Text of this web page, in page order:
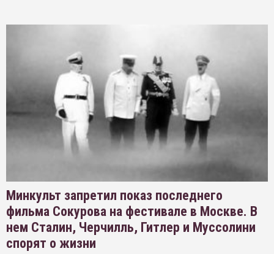
Минкульт запретил показ последнего
фильма Сокурова на фестивале в Москве. В
нем Сталин, Черчилль, Гитлер и Муссолини
спорят о жизни